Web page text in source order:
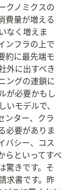
クノミクスの
費量が増える
なく増えま
ンフラの上で
約に最先端モ
外に出すべき
ングの連鎖に
が必要かもし
モデルで、
ンター、クラ
必要がありま
バシー、コス
らといってすべ
驚きです。そ
求書です。昨